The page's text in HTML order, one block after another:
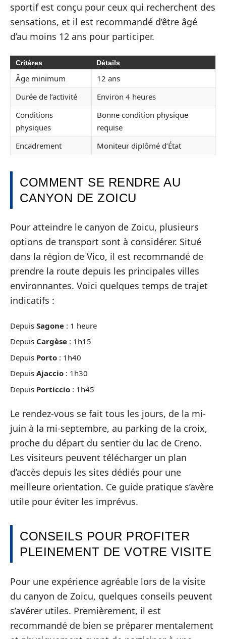
sportif est conçu pour ceux qui recherchent des
sensations, et il est recommandé d’être âgé
d’au moins 12 ans pour participer.
Critères Détails
Âge minimum
12 ans
Durée de l’activité
Environ 4 heures
Conditions
physiques
Bonne condition physique
requise
Encadrement
Moniteur diplômé d’État
COMMENT SE RENDRE AU
CANYON DE ZOICU
Pour atteindre le canyon de Zoicu, plusieurs
options de transport sont à considérer. Situé
dans la région de Vico, il est recommandé de
prendre la route depuis les principales villes
environnantes. Voici quelques temps de trajet
indicatifs :
Depuis Sagone : 1 heure
Depuis Cargèse : 1h15
Depuis Porto : 1h40
Depuis Ajaccio : 1h30
Depuis Porticcio : 1h45
Le rendez-vous se fait tous les jours, de la mi-
juin à la mi-septembre, au parking de la croix,
proche du départ du sentier du lac de Creno.
Les visiteurs peuvent télécharger un plan
d’accès depuis les sites dédiés pour une
meilleure orientation. Ce guide pratique s’avère
utile pour éviter les imprévus.
CONSEILS POUR PROFITER
PLEINEMENT DE VOTRE VISITE
Pour une expérience agréable lors de la visite
du canyon de Zoicu, quelques conseils peuvent
s’avérer utiles. Premièrement, il est
recommandé de bien se préparer mentalement